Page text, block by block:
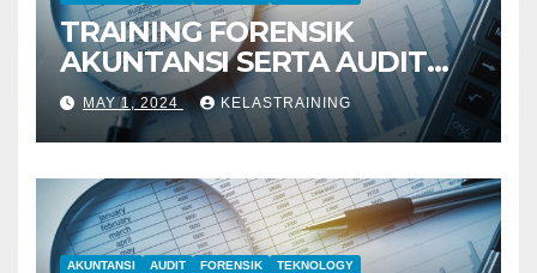
TRAINING FORENSIK
AKUNTANSI SERTA AUDIT
PENYELIDIKAN
MAY 1, 2024 KELASTRAINING
AKUNTANSI AUDIT FORENSIK TEKNOLOGY